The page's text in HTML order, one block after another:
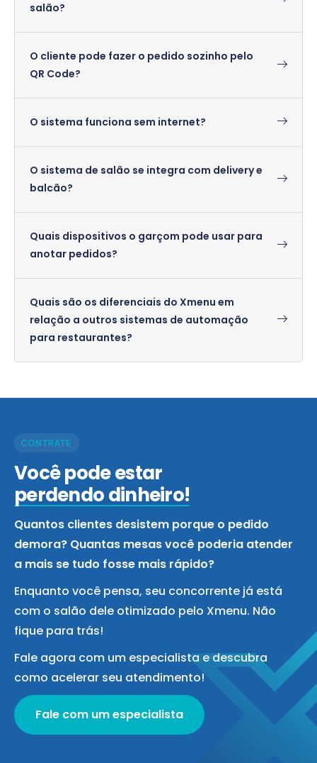
salão?
O cliente pode fazer o pedido sozinho pelo
QR Code?
O sistema funciona sem internet?
O sistema de salão se integra com delivery e
balcão?
Quais dispositivos o garçom pode usar para
anotar pedidos?
Quais são os diferenciais do Xmenu em
relação a outros sistemas de automação
para restaurantes?
CONTRATE
Você pode estar
perdendo dinheiro!
Quantos clientes desistem porque o pedido
demora? Quantas mesas você poderia atender
a mais se tudo fosse mais rápido?
Enquanto você pensa, seu concorrente já está
com o salão dele otimizado pelo Xmenu. Não
fique para trás!
Fale agora com um especialista e descubra
como acelerar seu atendimento!
Fale com um especialista